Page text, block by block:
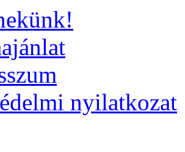
nyilatkozat